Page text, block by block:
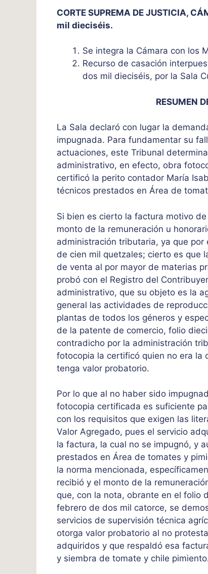
CORTE SUPREMA DE JUSTICIA,
mil dieciséis.
Se integra la Cámara con los
Recurso de casación
dos mil dieciséis, por la Sala
RESUMEN
La Sala declaró con lugar la
impugnada. Para fundamentar su
actuaciones, este Tribunal
administrativo, en efecto, obra
certificó la perito contador María
técnicos prestados en Área de
Si bien es cierto la factura motivo
monto de la remuneración u
administración tributaria, ya que
de cien mil quetzales; cierto es que
de venta al por mayor de materias
probó con el Registro del
administrativo, que su objeto es la
general las actividades de
plantas de todos los géneros y
de la patente de comercio, folio
contradicho por la administración
fotocopia la certificó quien no era la
tenga valor probatorio.
Por lo que al no haber sido
fotocopia certificada es suficiente
con los requisitos que exigen las
Valor Agregado, pues el servicio
la factura, la cual no se impugnó, y
prestados en Área de tomates y
la norma mencionada,
recibió y el monto de la
que, con la nota, obrante en el folio
febrero de dos mil catorce, se
servicios de supervisión técnica
otorga valor probatorio al no
adquiridos y que respaldó esa
y siembra de tomate y chile